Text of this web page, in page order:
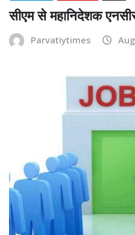
सीएम से महानिदेशक
Parvatiytimes